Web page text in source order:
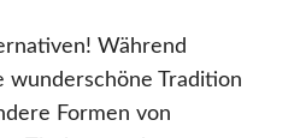
Während
wunderschöne Tradition
Formen von